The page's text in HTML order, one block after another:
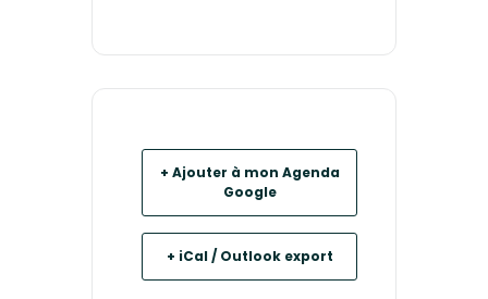
+ Ajouter à mon Agenda
Google
+ iCal / Outlook export